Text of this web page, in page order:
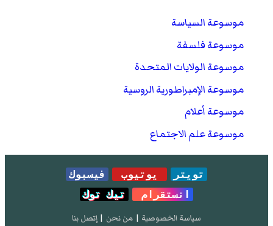
موسوعة السياسة
موسوعة فلسفة
موسوعة الولايات المتحدة
موسوعة الإمبراطورية الروسية
موسوعة أعلام
موسوعة علم الاجتماع
تويتر يوتيوب
فيسبوك
انستقرام
تيك توك
سياسة الخصوصية | من نحن | إتصل بنا